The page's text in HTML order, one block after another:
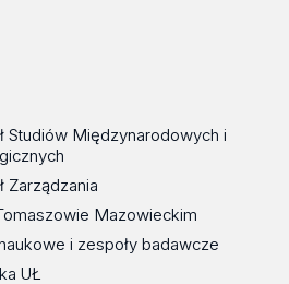
Studiów Międzynarodowych i
Zarządzania
Mazowieckim
i zespoły badawcze
UŁ